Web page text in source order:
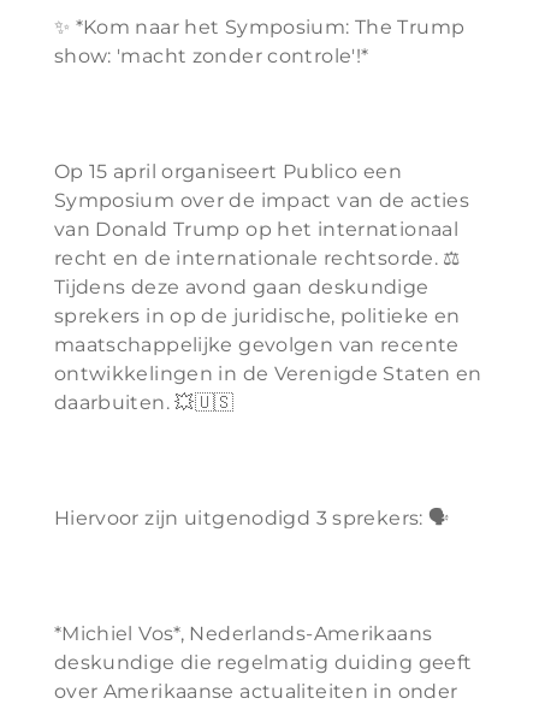
✨ *Kom naar het Symposium: The Trump
show: 'macht zonder controle'!*
Op 15 april organiseert Publico een
Symposium over de impact van de acties
van Donald Trump op het internationaal
recht en de internationale rechtsorde. ⚖️
Tijdens deze avond gaan deskundige
sprekers in op de juridische, politieke en
maatschappelijke gevolgen van recente
ontwikkelingen in de Verenigde Staten en
daarbuiten. 💥🇺🇸
Hiervoor zijn uitgenodigd 3 sprekers: 🗣️
*Michiel Vos*, Nederlands-Amerikaans
deskundige die regelmatig duiding geeft
over Amerikaanse actualiteiten in onder